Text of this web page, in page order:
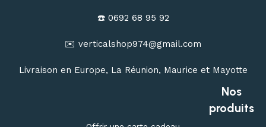
☎️ 0692 68 95 92
✉️ verticalshop974@gmail.com
Livraison en Europe, La Réunion, Maurice et Mayotte
Nos
produits